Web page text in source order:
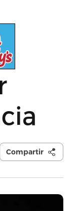
Compartir